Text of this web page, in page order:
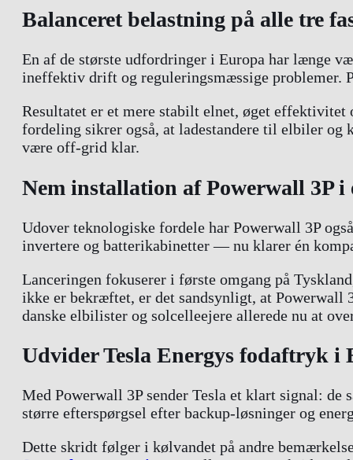
Balanceret belastning på alle tre
En af de største udfordringer i Europa har længe
ineffektiv drift og reguleringsmæssige problemer.
Resultatet er et mere stabilt elnet, øget
fordeling sikrer også, at ladestandere til elbiler
være off-grid klar.
Nem installation af Powerwall 3P
Udover teknologiske fordele har Powerwall 3P
invertere og batterikabinetter — nu klarer én
Lanceringen fokuserer i første omgang på
ikke er bekræftet, er det sandsynligt, at Powerwall
danske elbilister og solcelleejere allerede nu at
Udvider Tesla Energys fodaftryk i
Med Powerwall 3P sender Tesla et klart signal:
større efterspørgsel efter backup-løsninger og
Dette skridt følger i kølvandet på andre